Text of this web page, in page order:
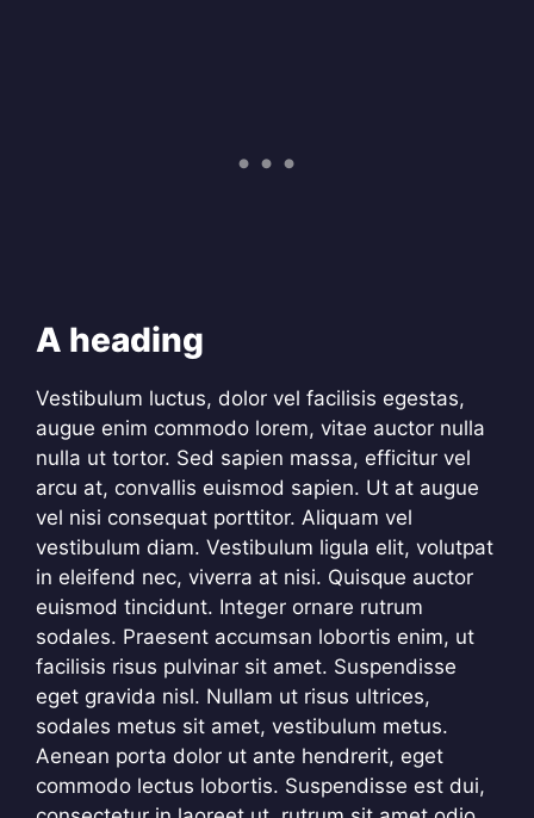
A heading
Vestibulum luctus, dolor vel facilisis egestas,
augue enim commodo lorem, vitae auctor nulla
nulla ut tortor. Sed sapien massa, efficitur vel
arcu at, convallis euismod sapien. Ut at augue
vel nisi consequat porttitor. Aliquam vel
vestibulum diam. Vestibulum ligula elit, volutpat
in eleifend nec, viverra at nisi. Quisque auctor
euismod tincidunt. Integer ornare rutrum
sodales. Praesent accumsan lobortis enim, ut
facilisis risus pulvinar sit amet. Suspendisse
eget gravida nisl. Nullam ut risus ultrices,
sodales metus sit amet, vestibulum metus.
Aenean porta dolor ut ante hendrerit, eget
commodo lectus lobortis. Suspendisse est dui,